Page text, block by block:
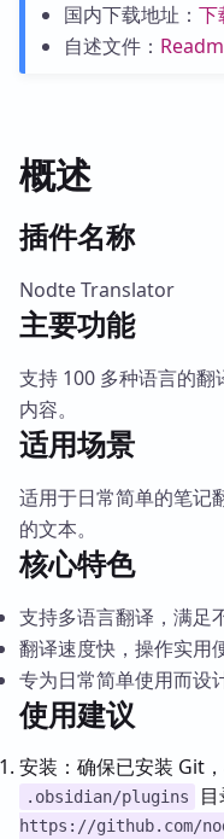
国内下载地址： 下
自述文件：
概述
插件名称
Nodte Translator
主要功能
支持 100 多种语言的
内容。
适用场景
适用于日常简单的笔记
的文本。
核心特色
支持多语言翻译，满足
翻译速度快，操作实用
专为日常简单使用而设计
使用建议
安装：确保已安装 Git
.obsidian/plugins
https://github.com/